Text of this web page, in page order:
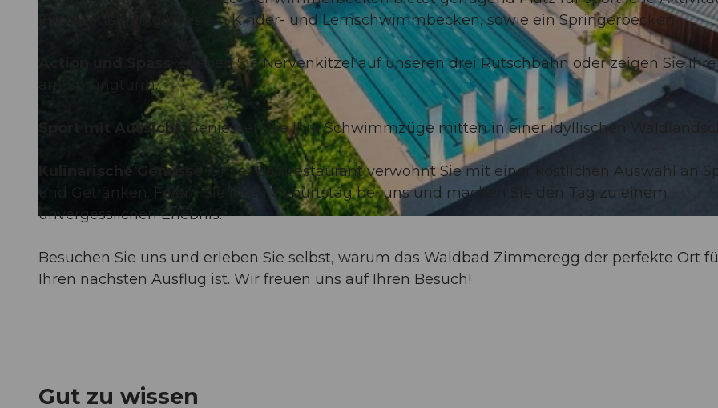
CC-BY-NC-ND
Für die Kleinen gibt es ein Kinder- und Lernschwimmbecken, sowie ein Springerbecken.
: Erleben Sie Nervenkitzel auf unseren drei Rutschbahn oder zeigen Sie
am Sprungturm.
Sport mit Aussicht: Geniessen Sie Ihre Schwimmzüge mitten in einer idyllischen
Kulinarische Genüsse
: Unser Badirestaurant verwöhnt Sie mit einer köstlichen Auswahl an
und Getränken. Feiern Sie Ihren Geburtstag bei uns und machen Sie den Tag zu einem
unvergesslichen Erlebnis.
Besuchen Sie uns und erleben Sie selbst, warum das Waldbad Zimmeregg der perfekte Ort
Ihren nächsten Ausflug ist. Wir freuen uns auf Ihren Besuch!
Gut zu wissen